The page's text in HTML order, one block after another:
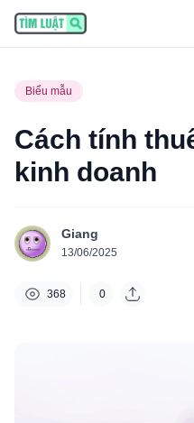
Biểu mẫu
Cách tính
kinh doanh
Giang
13/06/2025
368 0